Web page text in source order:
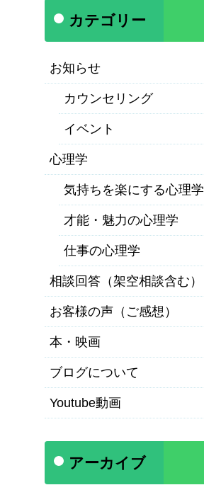
カテゴリー
お知らせ
カウンセリング
イベント
心理学
気持ちを楽にする心理学
才能・魅力の心理学
仕事の心理学
相談回答（架空相談含む）
お客様の声（ご感想）
本・映画
ブログについて
Youtube動画
アーカイブ